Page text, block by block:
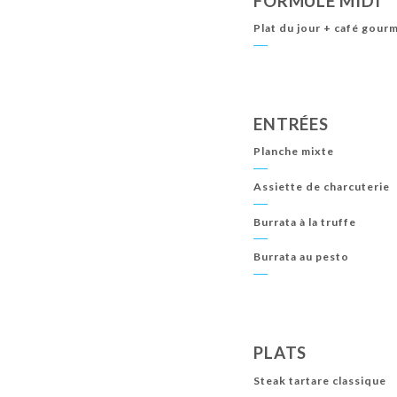
Plat du jour + café
ENTRÉES
Planche mixte
Assiette de charcuterie
Burrata à la truffe
Burrata au pesto
PLATS
Steak tartare classique